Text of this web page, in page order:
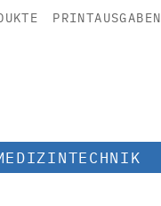
PRINTAUSGABEN